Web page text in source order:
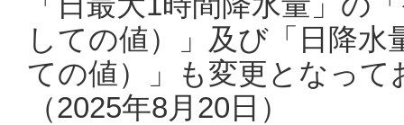
しての値）」及び「日降
ての値）」も変更となっ
（2025年8月20日）